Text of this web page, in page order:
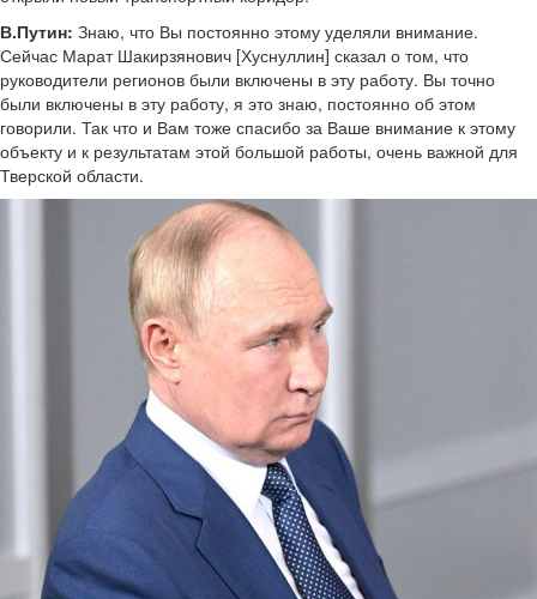
В.Путин: Знаю, что Вы постоянно этому уделяли внимание.
Сейчас Марат Шакирзянович [Хуснуллин] сказал о том, что
руководители регионов были включены в эту работу. Вы точно
были включены в эту работу, я это знаю, постоянно об этом
говорили. Так что и Вам тоже спасибо за Ваше внимание к этому
объекту и к результатам этой большой работы, очень важной для
Тверской области.